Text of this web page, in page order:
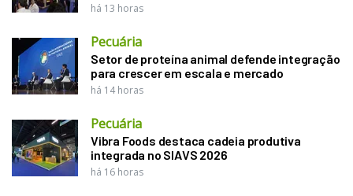
há 13 horas
Pecuária
Setor de proteína animal defende integração
para crescer em escala e mercado
há 14 horas
Pecuária
Vibra Foods destaca cadeia produtiva
integrada no SIAVS 2026
há 16 horas